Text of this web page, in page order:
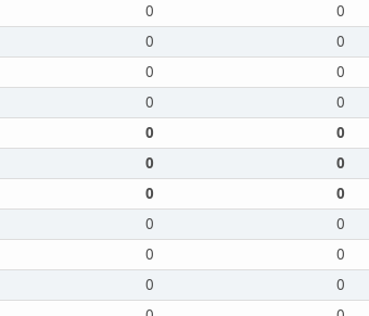
0 0
0 0
0 0
0 0
0 0
0 0
0 0
0 0
0 0
0 0